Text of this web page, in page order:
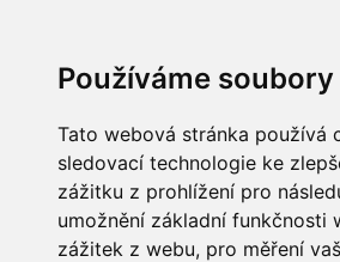
Používáme
Tato webová stránka používá
sledovací technologie ke
zážitku z prohlížení pro
umožnění základní funkčnosti
zážitek z webu, pro měření